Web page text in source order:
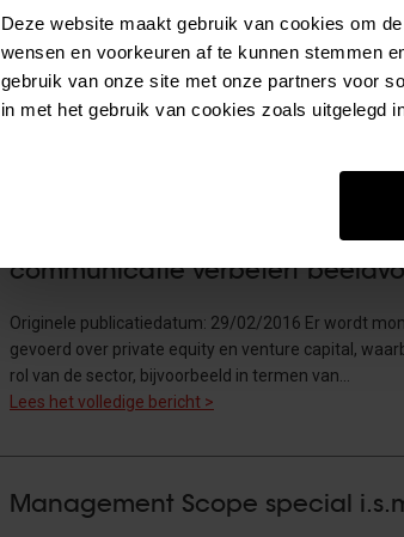
Deze website maakt gebruik van cookies om
wensen en voorkeuren af te kunnen stemmen
gebruik van onze site met onze partners voor
in met het gebruik van cookies zoals uitgelegd
Kamer en Kabinet vooral blij
Originele publicatiedatum: 24/03/2016 Op 21
voor Financiën in debat met Henk Nijboer over zijn
aan de excessen’. De initiatiefnota oogstte weinig…
Interview met Annemarie
communicatie verbetert
Originele publicatiedatum: 29/02/2016 Er wordt
gevoerd over private equity en venture capital,
rol van de sector, bijvoorbeeld in termen van…
Lees het volledige bericht >
Management Scope special